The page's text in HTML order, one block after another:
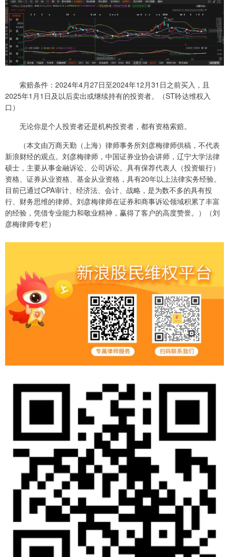
索赔条件：2024年4月27日至2024年12月31日之前买入，且
2025年1月1日及以后卖出或继续持有的投资者。（ST聆达维权入
口）
无论你是个人投资者还是机构投资者，都有资格索赔。
（本文由万商天勤（上海）律师事务所刘彦梅律师供稿，不代表
新浪财经的观点。刘彦梅律师，中国证券业协会讲师，辽宁大学法律
硕士，主要从事金融诉讼、公司诉讼。具有保荐代表人（投资银行）
资格、证券从业资格、基金从业资格，具有20年以上法律实务经验。
目前已通过CPA审计、经济法、会计、战略，是为数不多的具有投
行、财务思维的律师。刘彦梅律师在证券和商事诉讼领域积累了丰富
的经验，凭借专业能力和敬业精神，赢得了客户的高度赞誉。）（刘
彦梅律师专栏）